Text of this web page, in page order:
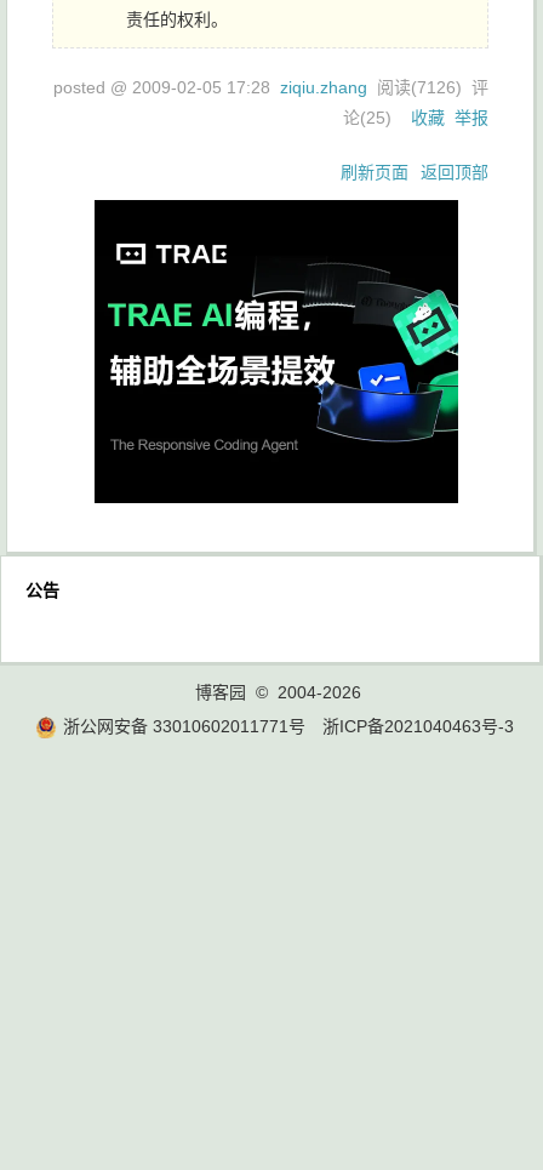
责任的权利。
posted @ 2009-02-05 17:28 ziqiu.zhang 阅读(7126) 评
论(25) 收藏 举报
刷新页面 返回顶部
公告
博客园
© 2004-2026
浙公网安备 33010602011771号
浙ICP备2021040463号-3